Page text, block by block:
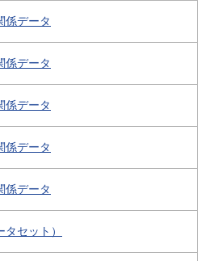
データ
データ
データ
データ
データ
セット）